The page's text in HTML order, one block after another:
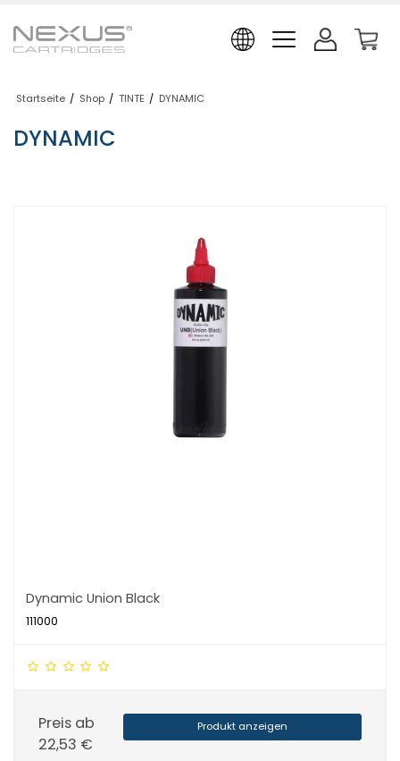
Startseite / Shop / TINTE / DYNAMIC
DYNAMIC
Dynamic Union Black
111000
Preis ab
22,53 €
Produkt anzeigen